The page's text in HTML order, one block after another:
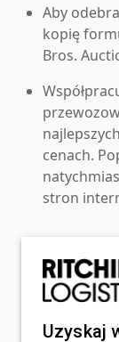
Aby
kopię
Bros.
cenach.
stron
Uzyskaj